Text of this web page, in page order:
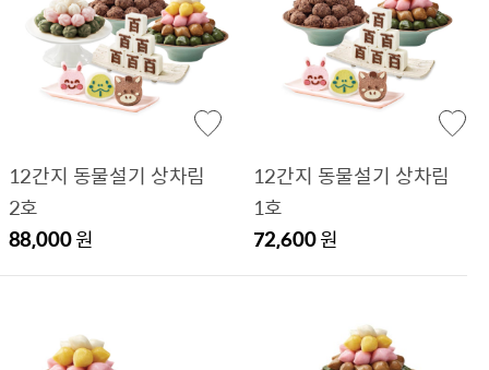
12간지 동물설기 상차림
2호
88,000원
12간지 동물설기 상차림
1호
72,600원